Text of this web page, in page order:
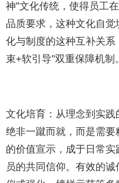
神"文化传统，使得员工
品质要求，这种文化自
化与制度的这种互补关
束+软引导"双重保障机制。
文化培育：从理念到实
绝非一蹴而就，而是需
的价值宣示，成于日常
员的共同信仰。有效的诚